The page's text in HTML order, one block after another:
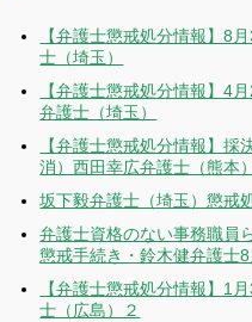
【弁護士懲戒処分情報】8
士（埼玉）
【弁護士懲戒処分情報】4
弁護士（埼玉）
【弁護士懲戒処分情報】
消）西田幸広弁護士（熊本
坂下毅弁護士（埼玉）懲
弁護士資格のない事務職
懲戒手続き・鈴木健弁護士
【弁護士懲戒処分情報】1
士（広島）２